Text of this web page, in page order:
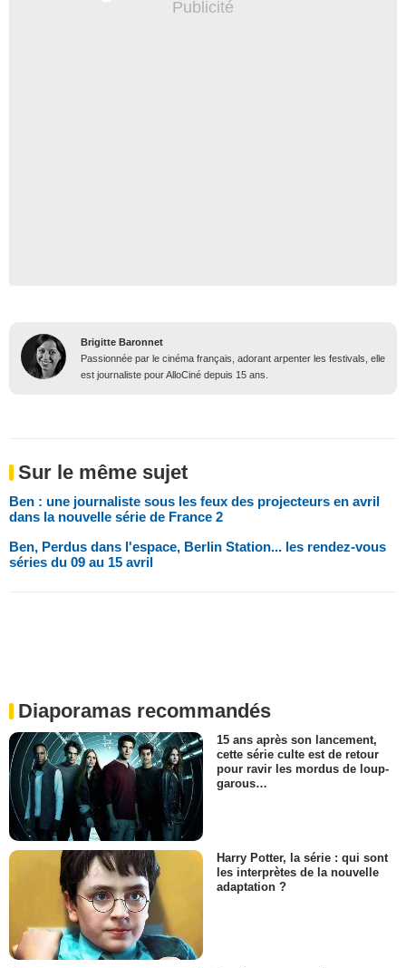
Brigitte Baronnet
Passionnée par le cinéma français, adorant arpenter les festivals, elle
est journaliste pour AlloCiné depuis 15 ans.
Sur le même sujet
Ben : une journaliste sous les feux des projecteurs en avril
dans la nouvelle série de France 2
Ben, Perdus dans l'espace, Berlin Station... les rendez-vous
séries du 09 au 15 avril
Diaporamas recommandés
15 ans après son lancement,
cette série culte est de retour
pour ravir les mordus de loup-
garous…
Harry Potter, la série : qui sont
les interprètes de la nouvelle
adaptation ?